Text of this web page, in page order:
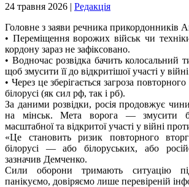
24 травня 2026 | Редакція
Головне з заяви речника прикордонників
• Переміщення ворожих військ чи
кордону зараз не зафіксовано.
• Водночас розвідка бачить колосальний
щоб змусити її до відкритішої участі у
• Через це зберігається загроза
білорусі (як сил рф, так і рб).
За даними розвідки, росія продовжує
на мінськ. Мета ворога — змусити
масштабної та відкритої участі у війні
«Це становить ризик повторного
білорусі — або білоруських, або
зазначив Демченко.
Сили оборони тримають ситуацію
панікуємо, довіряємо лише перевіреній